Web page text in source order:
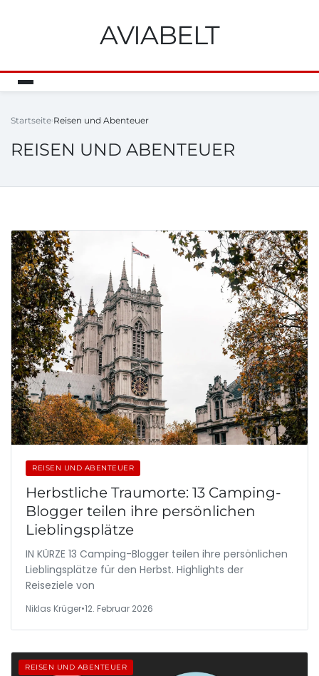
AVIABELT
Startseite Reisen und Abenteuer
REISEN UND ABENTEUER
REISEN UND ABENTEUER
Herbstliche Traumorte: 13 Camping-
Blogger teilen ihre persönlichen
Lieblingsplätze
IN KÜRZE 13 Camping-Blogger teilen ihre persönlichen
Lieblingsplätze für den Herbst. Highlights der
Reiseziele von
Niklas Krüger•12. Februar 2026
REISEN UND ABENTEUER